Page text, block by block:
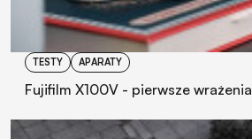
TESTY APARATY
Fujifilm X100V - pierwsze wrażenia